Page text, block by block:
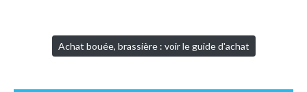
Achat bouée, brassière : voir le guide d'achat